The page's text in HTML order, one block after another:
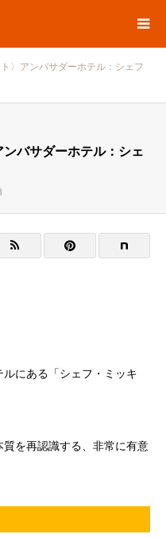
〉アンバサダーホテル：シェフ
ンバサダーホテル：シェ
にある「シェフ・ミッキ
を再認識する、非常に有意